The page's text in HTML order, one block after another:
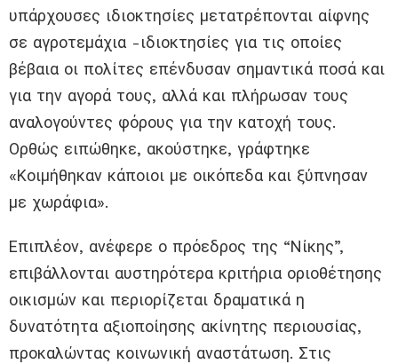
υπάρχουσες ιδιοκτησίες μετατρέπονται αίφνης
σε αγροτεμάχια -ιδιοκτησίες για τις οποίες
βέβαια οι πολίτες επένδυσαν σημαντικά ποσά και
για την αγορά τους, αλλά και πλήρωσαν τους
αναλογούντες φόρους για την κατοχή τους.
Ορθώς ειπώθηκε, ακούστηκε, γράφτηκε
«Κοιμήθηκαν κάποιοι με οικόπεδα και ξύπνησαν
με χωράφια».
Επιπλέον, ανέφερε ο πρόεδρος της “Νίκης”,
επιβάλλονται αυστηρότερα κριτήρια οριοθέτησης
οικισμών και περιορίζεται δραματικά η
δυνατότητα αξιοποίησης ακίνητης περιουσίας,
προκαλώντας κοινωνική αναστάτωση. Στις